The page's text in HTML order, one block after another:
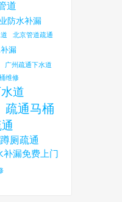
道
防水补漏
北京管道疏通
漏
广州疏通下水道
维修
道
疏通马桶
蹲厕疏通
补漏免费上门